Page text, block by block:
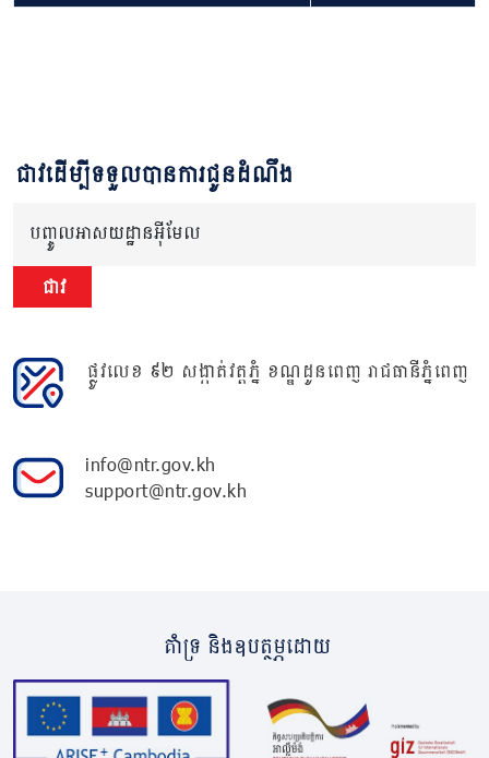
ជាវដើម្បីទទួលបានការជូនដំណឹង
បញ្ចូលអាសយដ្ឋានអ៊ីមែល
ជាវ
ផ្លូវលេខ ៩២ សង្កាត់វត្តភ្នំ ខណ្ឌដូនពេញ រាជធានីភ្នំពេញ
info@ntr.gov.kh
support@ntr.gov.kh
គាំទ្រ និងឧបត្ថម្ភដោយ